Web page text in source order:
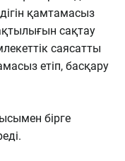
қамтамасыз
сақтау
саясатты
етіп, басқару
бірге